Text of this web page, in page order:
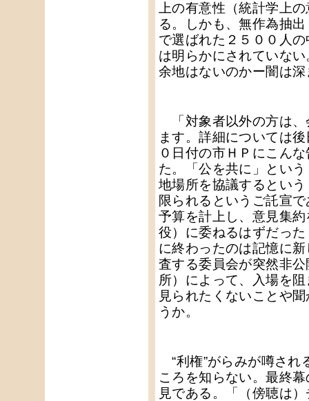
上の有意性（統計学上
る。しかも、無作為抽
で選ばれた２５００人
は明らかにされていな
余地はないのかー闇は
「対象者以外の方は、
ます。詳細については
０日付の市ＨＰにこん
た。「公を共に」とい
地場所を協議するとい
限られるというご託宣
予算を計上し、意見集
役）に委ねるはずだっ
に終わったのは記憶に
査する委員会が突然非
所）によって、入場を
見られたくないことや
うか。
“利権”がらみが噂され
ころを知らない。最終
見である。「（傍聴は